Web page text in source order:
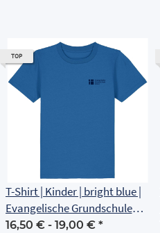
TOP
T-Shirt | Kinder | bright blue |
Evangelische Grundschule
Erfurt
16,50 € - 19,00 € *